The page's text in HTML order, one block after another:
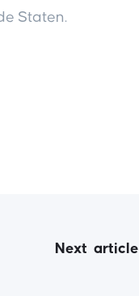
Staten.
Next article